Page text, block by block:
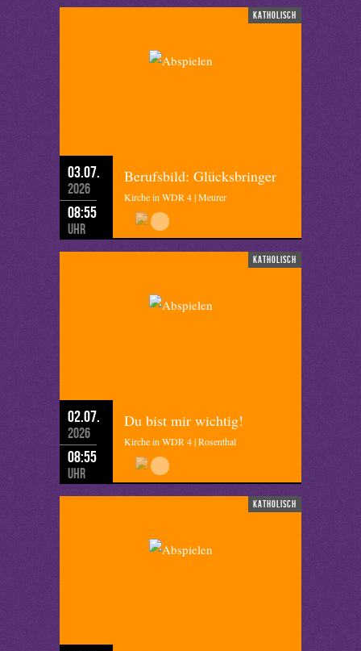
katholisch
03.07.
2026
08:55
Uhr
Berufsbild: Glücksbringer
Kirche in WDR 4 | Meurer
katholisch
02.07.
2026
08:55
Uhr
Du bist mir wichtig!
Kirche in WDR 4 | Rosenthal
katholisch